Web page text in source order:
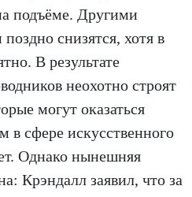
подъёме. Другими
снизятся, хотя в
В результате
неохотно строят
могут оказаться
в сфере искусственного
Однако нынешняя
Крэндалл заявил, что за